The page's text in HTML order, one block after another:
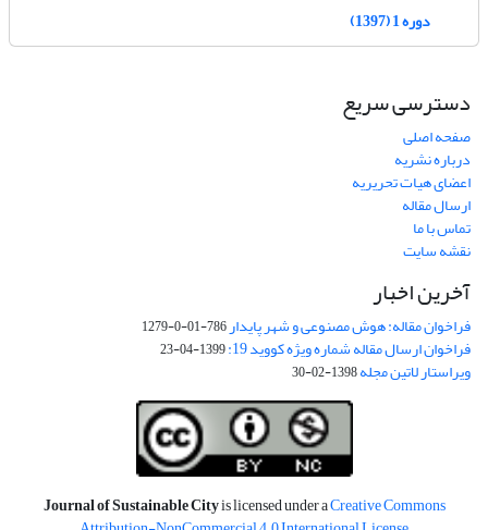
دوره 1 (1397)
دسترسی سریع
صفحه اصلی
درباره نشریه
اعضای هیات تحریریه
ارسال مقاله
تماس با ما
نقشه سایت
آخرین اخبار
فراخوان مقاله: هوش مصنوعی و شهر پایدار786-01-0-1279
فراخوان ارسال مقاله شماره ویژه کووید 19: 1399-04-23
ویراستار لاتین مجله1398-02-30
Journal of Sustainable Cityis licensed under aCreative Commons